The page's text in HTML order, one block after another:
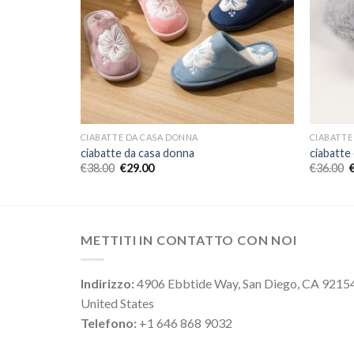
CIABATTE DA CASA DONNA
ciabatte da casa donna
€38.00 €29.00
ciabatte
€36.00
METTITI IN CONTATTO CON NOI
Indirizzo:4906 Ebbtide Way, San Diego, CA
United States
Telefono: +1 646 868 9032